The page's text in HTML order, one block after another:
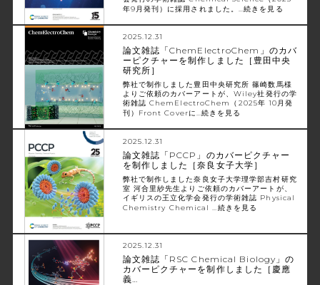
年9月発刊）に採用されました。…続きを見る
2025.12.31
論文雑誌「ChemElectroChem」のカバ
ーピクチャーを制作しました［豊田中央
研究所］
弊社で制作しました豊田中央研究所 篠崎数馬様
よりご依頼のカバーアートが、Wiley社発行の学
術雑誌 ChemElectroChem（2025年 10月発
刊）Front Coverに…続きを見る
2025.12.31
論文雑誌「PCCP」のカバーピクチャー
を制作しました［奈良女子大学］
弊社で制作しました奈良女子大学理学部吉村研究
室 河合里紗先生よりご依頼のカバーアートが、
イギリスの王立化学会発行の学術雑誌 Physical
Chemistry Chemical …続きを見る
2025.12.31
論文雑誌「RSC Chemical Biology」の
カバーピクチャーを制作しました［慶應
義…